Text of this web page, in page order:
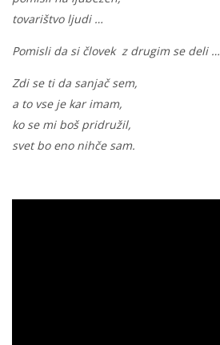
tovarištvo ljudi …
Pomisli da si človek z drugim se deli …
Zdi se ti da sanjač sem,
a to vse je kar imam,
ko se mi boš pridružil,
svet bo eno nihče sam.